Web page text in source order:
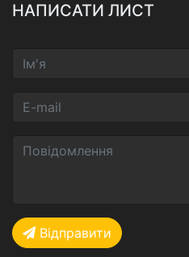
НАПИСАТИ ЛИСТ
Відправити